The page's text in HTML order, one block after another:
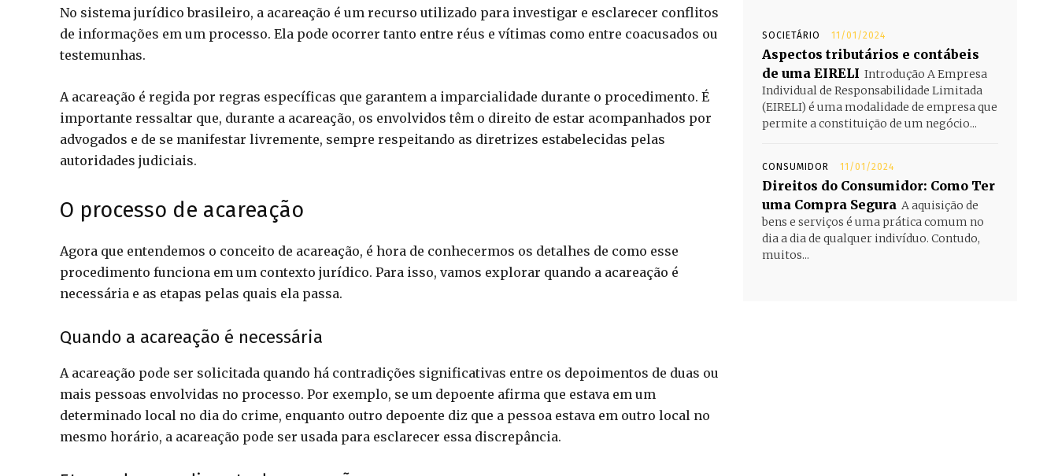
No sistema jurídico brasileiro, a acareação é um recurso utilizado para investigar e esclarecer conflitos
de informações em um processo. Ela pode ocorrer tanto entre réus e vítimas como entre coacusados ou
testemunhas.
A acareação é regida por regras específicas que garantem a imparcialidade durante o procedimento. É
importante ressaltar que, durante a acareação, os envolvidos têm o direito de estar acompanhados por
advogados e de se manifestar livremente, sempre respeitando as diretrizes estabelecidas pelas
autoridades judiciais.
O processo de acareação
Agora que entendemos o conceito de acareação, é hora de conhecermos os detalhes de como esse
procedimento funciona em um contexto jurídico. Para isso, vamos explorar quando a acareação é
necessária e as etapas pelas quais ela passa.
Quando a acareação é necessária
A acareação pode ser solicitada quando há contradições significativas entre os depoimentos de duas ou
mais pessoas envolvidas no processo. Por exemplo, se um depoente afirma que estava em um
determinado local no dia do crime, enquanto outro depoente diz que a pessoa estava em outro local no
mesmo horário, a acareação pode ser usada para esclarecer essa discrepância.
SOCIETÁRIO 11/01/2024
Aspectos tributários e contábeis
de uma EIRELI Introdução A Empresa
Individual de Responsabilidade Limitada
(EIRELI) é uma modalidade de empresa que
permite a constituição de um negócio...
CONSUMIDOR 11/01/2024
Direitos do Consumidor: Como Ter
uma Compra Segura A aquisição de
bens e serviços é uma prática comum no
dia a dia de qualquer indivíduo. Contudo,
muitos...